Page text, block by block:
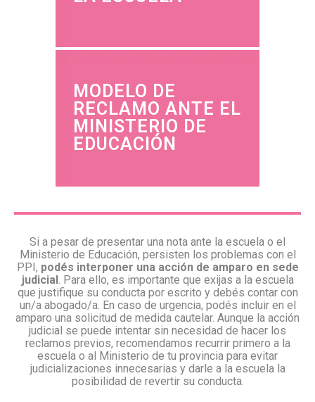
MODELO DE
RECLAMO ANTE EL
MINISTERIO DE
EDUCACIÓN
Si a pesar de presentar una nota ante la escuela o el
Ministerio de Educación, persisten los problemas con el
PPI, podés interponer una acción de amparo en sede
judicial . Para ello, es importante que exijas a la escuela
que justifique su conducta por escrito y debés contar con
un/a abogado/a. En caso de urgencia, podés incluir en el
amparo una solicitud de medida cautelar. Aunque la acción
judicial se puede intentar sin necesidad de hacer los
reclamos previos, recomendamos recurrir primero a la
escuela o al Ministerio de tu provincia para evitar
judicializaciones innecesarias y darle a la escuela la
posibilidad de revertir su conducta.